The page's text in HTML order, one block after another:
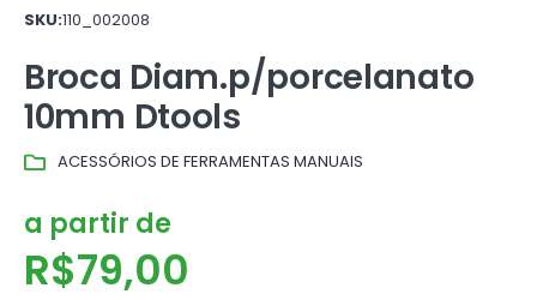
SKU:110_002008
Broca Diam.p/porcelanato
10mm Dtools
ACESSÓRIOS DE FERRAMENTAS MANUAIS
a partir de
R$79,00